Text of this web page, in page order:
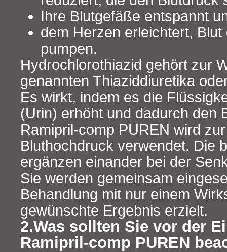
Ihre Blutgefäße entspannt
dem Herzen erleichtert,
pumpen.
Hydrochlorothiazid gehört zur
genannten Thiaziddiuretika
Es wirkt, indem es die
(Urin) erhöht und dadurch den
Ramipril-comp PUREN wird
Bluthochdruck verwendet. Die
ergänzen einander bei der
Sie werden gemeinsam
Behandlung mit nur einem
gewünschte Ergebnis erzielt.
2.Was sollten Sie vor der
Ramipril-comp PUREN